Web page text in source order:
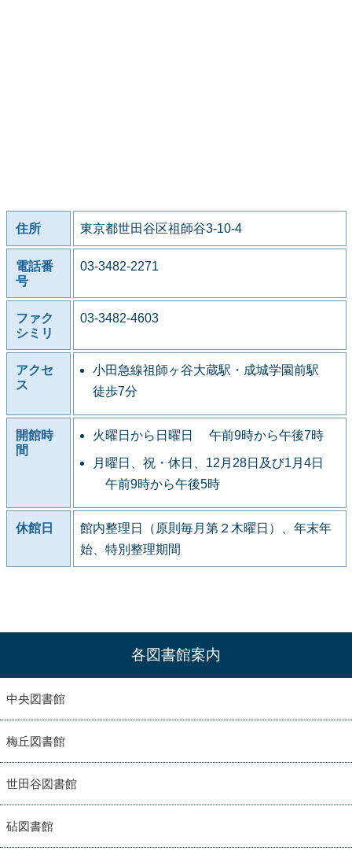
住所 東京都世田谷区祖師谷3-10-4
電話番
号
03-3482-2271
ファク
シミリ
03-3482-4603
アクセ
ス
小田急線祖師ヶ谷大蔵駅・成城学園前駅
徒歩7分
開館時
間
火曜日から日曜日 午前9時から午後7時
月曜日、祝・休日、12月28日及び1月4日
午前9時から午後5時
休館日
館内整理日（原則毎月第２木曜日）、年末年
始、特別整理期間
各図書館案内
中央図書館
梅丘図書館
世田谷図書館
砧図書館